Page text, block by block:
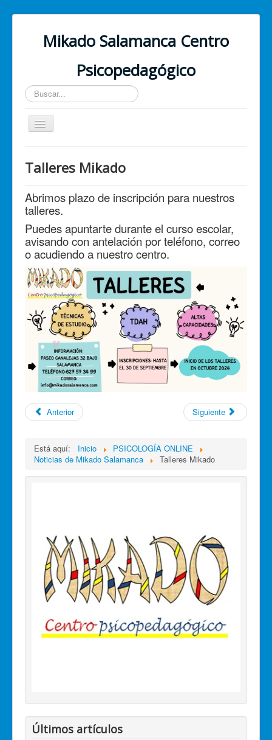
Mikado Salamanca Centro
Psicopedagógico
Buscar...
Cambiar
navegación
¿Quiénes somos?
Nuestros servicios
PSICOLOGÍA ONLINE
Contacto
Talleres Mikado
Abrimos plazo de inscripción para nuestros
talleres.
Puedes apuntarte durante el curso escolar,
avisando con antelación por teléfono, correo
o acudiendo a nuestro centro.
Anterior Siguiente
Está aquí: Inicio
PSICOLOGÍA ONLINE
Noticias de Mikado Salamanca
Talleres Mikado
Últimos artículos